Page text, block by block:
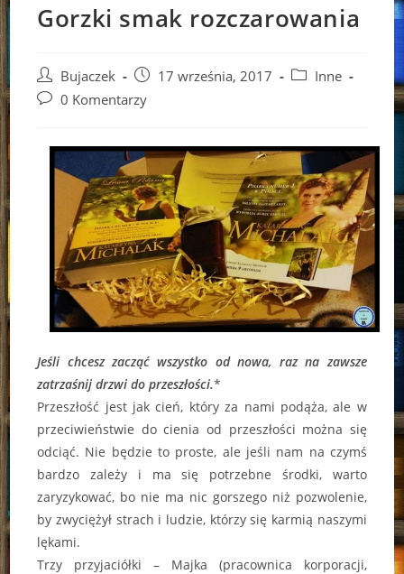
Gorzki smak rozczarowania
Post
author:
Bujaczek
Post
published:
17 września, 2017
PostInne
Post0 Komentarzy
Jeśli chcesz zacząć wszystko od nowa, raz na zawsze
zatrzaśnij drzwi do przeszłości.*
Przeszłość jest jak cień, który za nami podąża, ale w
przeciwieństwie do cienia od przeszłości można się
odciąć. Nie będzie to proste, ale jeśli nam na czymś
bardzo zależy i ma się potrzebne środki, warto
zaryzykować, bo nie ma nic gorszego niż pozwolenie,
by zwyciężył strach i ludzie, którzy się karmią naszymi
lękami.
Trzy przyjaciółki – Majka (pracownica korporacji,